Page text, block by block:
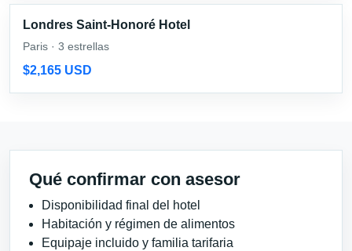
Londres Saint-Honoré Hotel
Paris · 3 estrellas
$2,165 USD
Qué confirmar con asesor
Disponibilidad final del hotel
Habitación y régimen de alimentos
Equipaje incluido y familia tarifaria